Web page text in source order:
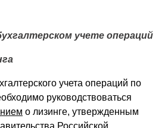
учете операций
учета операций по
руководствоваться
о лизинге, утвержденным
Российской